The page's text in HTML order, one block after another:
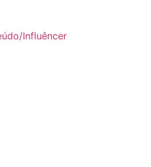
Influêncer